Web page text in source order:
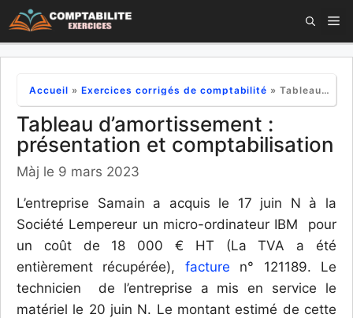
Aller
au
Accueil » Exercices corrigés de comptabilité »Tableau d’amortissement : présentation et comptabilisation
Tableau d’amortissement :
présentation et comptabilisation
Màj le 9 mars 2023
L’entreprise Samain a acquis le 17 juin N à la
Société Lempereur un micro-ordinateur IBM pour
un coût de 18 000 € HT (La TVA a été
entièrement récupérée), facture n° 121189. Le
technicien de l’entreprise a mis en service le
matériel le 20 juin N. Le montant estimé de cette